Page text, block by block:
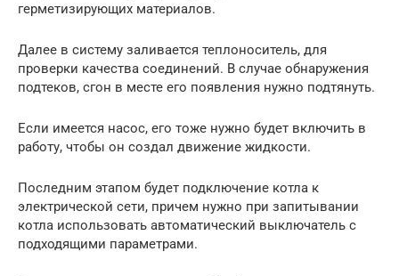
герметизирующих материалов.
Далее в систему заливается теплоноситель, для
проверки качества соединений. В случае обнаружения
подтеков, сгон в месте его появления нужно подтянуть.
Если имеется насос, его тоже нужно будет включить в
работу, чтобы он создал движение жидкости.
Последним этапом будет подключение котла к
электрической сети, причем нужно при запитывании
котла использовать автоматический выключатель с
подходящими параметрами.